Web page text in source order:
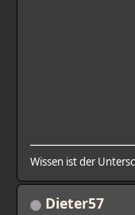
Wissen ist der
Dieter57